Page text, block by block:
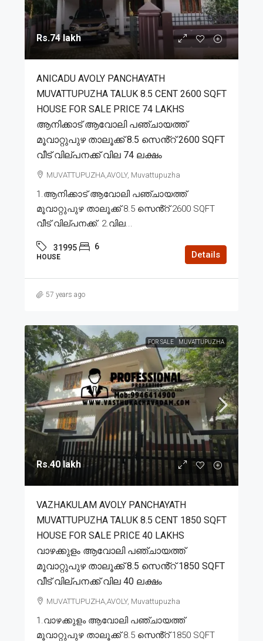
Rs.74 lakh
ANICADU AVOLY PANCHAYATH
MUVATTUPUZHA TALUK 8.5 CENT 2600 SQFT
HOUSE FOR SALE PRICE 74 LAKHS
ആനിക്കാട് ആവോലി പഞ്ചായത്ത്
മൂവാറ്റുപുഴ താലൂക്ക് 8.5 സെൻ്റ് 2600 SQFT
വീട് വില്പനക്ക് വില 74 ലക്ഷം
MUVATTUPUZHA,AVOLY, Muvattupuzha
1.ആനിക്കാട് ആവോലി പഞ്ചായത്ത്
മൂവാറ്റുപുഴ താലൂക്ക് 8.5 സെൻ്റ് 2600 SQFT
വീട് വില്പനക്ക്. 2.വില...
31995 6
HOUSE Details
57 years ago
FOR SALE MUVATTUPUZHA
Rs.40 lakh
VAZHAKULAM AVOLY PANCHAYATH
MUVATTUPUZHA TALUK 8.5 CENT 1850 SQFT
HOUSE FOR SALE PRICE 40 LAKHS
വാഴക്കുളം ആവോലി പഞ്ചായത്ത്
മൂവാറ്റുപുഴ താലൂക്ക് 8.5 സെൻ്റ് 1850 SQFT
വീട് വില്പനക്ക് വില 40 ലക്ഷം
MUVATTUPUZHA,AVOLY, Muvattupuzha
1.വാഴക്കുളം ആവോലി പഞ്ചായത്ത്
മൂവാറ്റുപുഴ താലൂക്ക് 8.5 സെൻ്റ് 1850 SQFT